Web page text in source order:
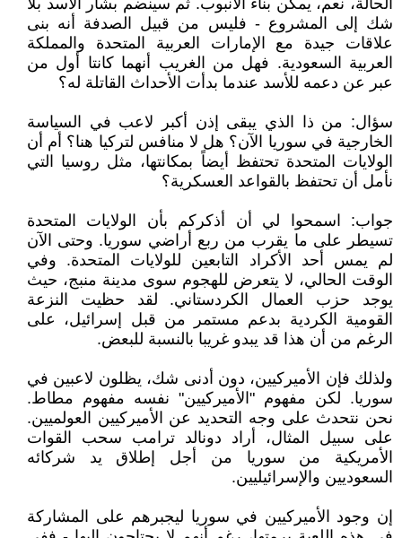
الحالة، نعم، يمكن بناء الأنبوب. ثم سينضم بشار الأسد بلا
شك إلى المشروع - فليس من قبيل الصدفة أنه بنى
علاقات جيدة مع الإمارات العربية المتحدة والمملكة
العربية السعودية. فهل من الغريب أنهما كانتا أول من
عبر عن دعمه للأسد عندما بدأت الأحداث القاتلة له؟
سؤال: من ذا الذي يبقى إذن أكبر لاعب في السياسة
الخارجية في سوريا الآن؟ هل لا منافس لتركيا هنا؟ أم أن
الولايات المتحدة تحتفظ أيضاً بمكانتها، مثل روسيا التي
نأمل أن تحتفظ بالقواعد العسكرية؟
جواب: اسمحوا لي أن أذكركم بأن الولايات المتحدة
تسيطر على ما يقرب من ربع أراضي سوريا. وحتى الآن
لم يمس أحد الأكراد التابعين للولايات المتحدة. وفي
الوقت الحالي، لا يتعرض للهجوم سوى مدينة منبج، حيث
يوجد حزب العمال الكردستاني. لقد حظيت النزعة
القومية الكردية بدعم مستمر من قبل إسرائيل، على
الرغم من أن هذا قد يبدو غريبا بالنسبة للبعض.
ولذلك فإن الأميركيين، دون أدنى شك، يظلون لاعبين في
سوريا. لكن مفهوم "الأميركيين" نفسه مفهوم مطاط.
نحن نتحدث على وجه التحديد عن الأميركيين العولميين.
على سبيل المثال، أراد دونالد ترامب سحب القوات
الأمريكية من سوريا من أجل إطلاق يد شركائه
السعوديين والإسرائيليين.
إن وجود الأميركيين في سوريا ليجبرهم على المشاركة